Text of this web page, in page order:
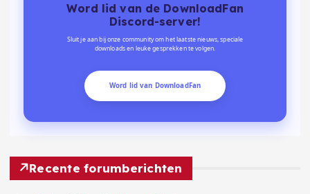
Word lid van de DownloadFan
Discord-server!
Sluit je aan bij onze community om het laatste nieuws, speciale
downloads en leuke gesprekken te volgen.
Word lid van DownloadFan
Recente forumberichten